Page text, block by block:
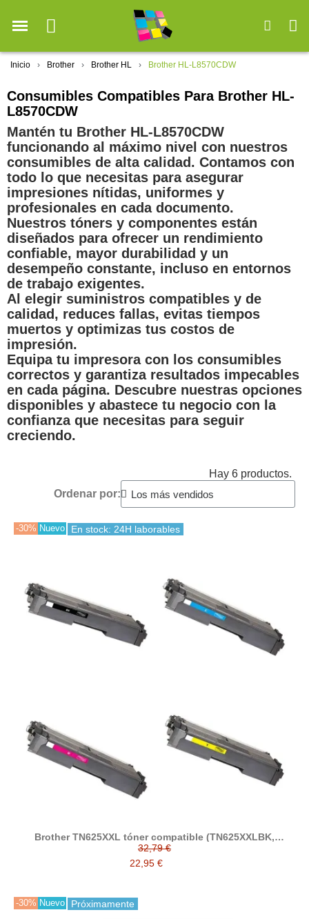
Inicio Brother Brother HL Brother HL-L8570CDW
Consumibles Compatibles Para Brother HL-
L8570CDW
Mantén tu Brother HL-L8570CDW
funcionando al máximo nivel con nuestros
consumibles de alta calidad. Contamos con
todo lo que necesitas para asegurar
impresiones nítidas, uniformes y
profesionales en cada documento.
Nuestros tóners y componentes están
diseñados para ofrecer un rendimiento
confiable, mayor durabilidad y un
desempeño constante, incluso en entornos
de trabajo exigentes.
Al elegir suministros compatibles y de
calidad, reduces fallas, evitas tiempos
muertos y optimizas tus costos de
impresión.
Equipa tu impresora con los consumibles
correctos y garantiza resultados impecables
en cada página. Descubre nuestras opciones
disponibles y abastece tu negocio con la
confianza que necesitas para seguir
creciendo.
Hay 6 productos.
Ordenar por:
-30% Nuevo En stock: 24H laborables
Brother TN625XXL tóner compatible (TN625XXLBK,
TN625XXLC, TN625XXLM, TN625XXLY)
32,79 €
22,95 €
-30% Nuevo Próximamente